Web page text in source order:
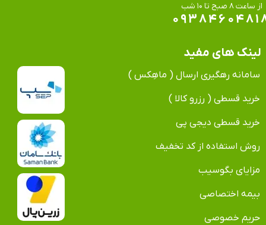
​​​​​​​از ساعت ۸ صبح تا ۱۰ شب
لینک های مفید
سامانه رهگیری ارسال ( ماهِکس )
خرید قسطی ( رزرو کالا )
خرید قسطی دیجی پی
روش استفاده از کد تخفیف
مزایای بگوسیب
بیمه اختصاصی
حریم خصوصی